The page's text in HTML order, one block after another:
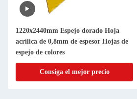
1220x2440mm Espejo dorado Hoja
acrílica de 0,8mm de espesor Hojas de
espejo de colores
Consiga el mejor precio